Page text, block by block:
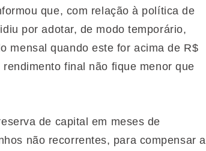
que, com relação à política de
por adotar, de modo temporário,
mensal quando este for acima de R$
final não fique menor que
de capital em meses de
não recorrentes, para compensar a